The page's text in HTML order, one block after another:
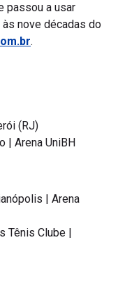
passou a usar
nove décadas do
.
(RJ)
| Arena UniBH
| Arena
Tênis Clube |